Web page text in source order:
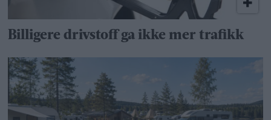
Billigere drivstoff ga ikke mer trafikk